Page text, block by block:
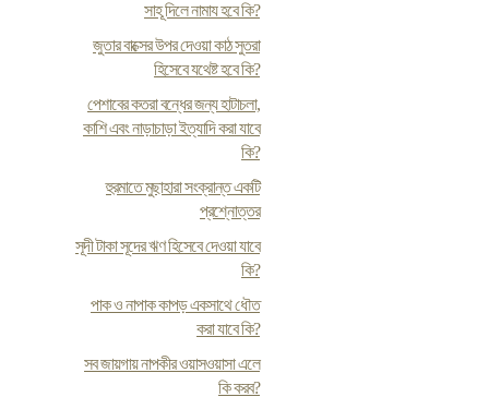
সাহূ দিলে নামায হবে কি?
জুতার বাক্সের উপর দেওয়া কাঠ সুতরা
হিসেবে যথেষ্ট হবে কি?
পেশাবের কতরা বন্ধের জন্য হাটাচলা,
কাশি এবং নাড়াচাড়া ইত্যাদি করা যাবে
কি?
হুরমাতে মুছাহারা সংক্রান্ত একটি
প্রশ্নোত্তর
সূদী টাকা সূদের ঋণ হিসেবে দেওয়া যাবে
কি?
পাক ও নাপাক কাপড় একসাথে ধৌত
করা যাবে কি?
সব জায়গায় নাপকীর ওয়াসওয়াসা এলে
কি করব?